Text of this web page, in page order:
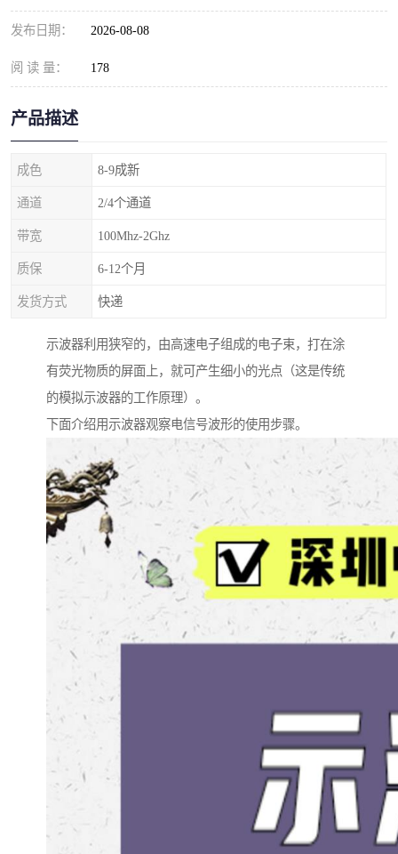
发布日期： 2026-08-08
阅 读 量： 178
产品描述
成色 8-9成新
通道 2/4个通道
带宽 100Mhz-2Ghz
质保 6-12个月
发货方式 快递
示波器利用狭窄的，由高速电子组成的电子束，打在涂
有荧光物质的屏面上，就可产生细小的光点（这是传统
的模拟示波器的工作原理）。
下面介绍用示波器观察电信号波形的使用步骤。